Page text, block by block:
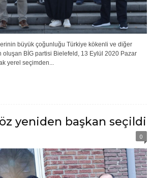
büyük çoğunluğu Türkiye kökenli ve diğer
BİG partisi Bielefeld, 13 Eylül 2020 Pazar
yerel seçimden...
yeniden başkan seçildi
0